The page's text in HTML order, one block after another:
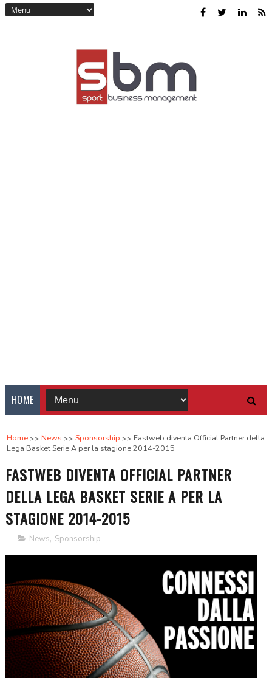
HOME
Home News Sponsorship
Fastweb diventa Official Partner della
Lega Basket Serie A per la stagione 2014-2015
FASTWEB DIVENTA OFFICIAL PARTNER
DELLA LEGA BASKET SERIE A PER LA
STAGIONE 2014-2015
News, Sponsorship